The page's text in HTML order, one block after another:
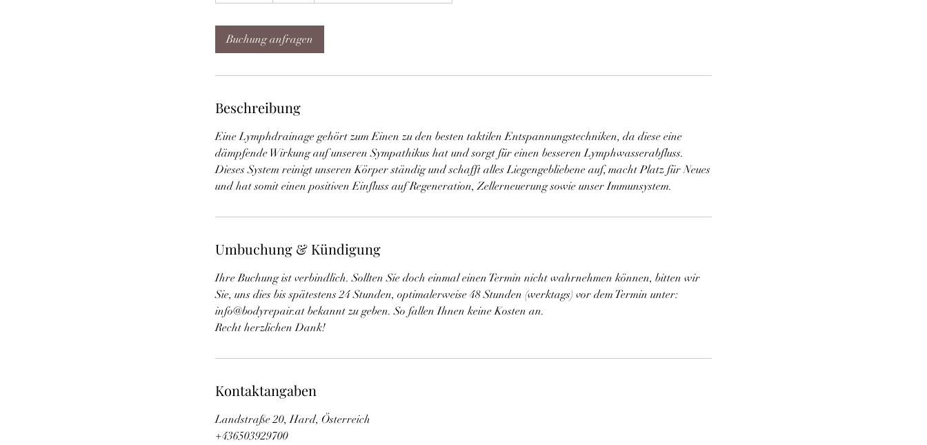
n
Buchung anfragen
Beschreibung
Eine Lymphdrainage gehört zum Einen zu den besten taktilen Entspannungstechniken, da diese eine
dämpfende Wirkung auf unseren Sympathikus hat und sorgt für einen besseren Lymphwasserabfluss.
Dieses System reinigt unseren Körper ständig und schafft alles Liegengebliebene auf, macht Platz für Neues
und hat somit einen positiven Einfluss auf Regeneration, Zellerneuerung sowie unser Immunsystem.
Umbuchung & Kündigung
Ihre Buchung ist verbindlich. Sollten Sie doch einmal einen Termin nicht wahrnehmen können, bitten wir
Sie, uns dies bis spätestens 24 Stunden, optimalerweise 48 Stunden (werktags) vor dem Termin unter:
info@bodyrepair.at bekannt zu geben. So fallen Ihnen keine Kosten an.
Recht herzlichen Dank!
Kontaktangaben
Landstraße 20, Hard, Österreich
+436503929700